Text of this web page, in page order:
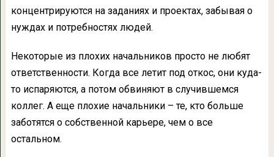
концентрируются на заданиях и проектах, забывая о
нуждах и потребностях людей.
Некоторые из плохих начальников просто не любят
ответственности. Когда все летит под откос, они куда-
то испаряются, а потом обвиняют в случившемся
коллег. А еще плохие начальники – те, кто больше
заботятся о собственной карьере, чем о все
остальном.